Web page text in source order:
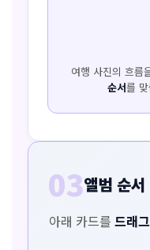
여행 사진의 흐름
순서를
03앨범 순
아래 카드를 드래그